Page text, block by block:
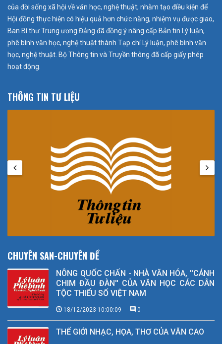
của đời sống xã hội về văn học, nghệ thuật; nhằm tạo điều kiện để
Hội đồng thực hiện có hiệu quả hơn chức năng, nhiệm vụ được giao,
Ban Bí thư Trung ương Đảng đã đồng ý nâng cấp Bản tin Lý luận,
phê bình văn học, nghệ thuật thành Tạp chí Lý luận, phê bình văn
học, nghệ thuật. Bộ Thông tin và Truyền thông đã cấp giấy phép
hoạt động.
THÔNG TIN TƯ LIỆU
CHUYÊN SAN-CHUYÊN ĐỀ
NÔNG QUỐC CHẤN - NHÀ VĂN HÓA, ''CÁNH
CHIM ĐẦU ĐÀN'' CỦA VĂN HỌC CÁC DÂN
TỘC THIỂU SỐ VIỆT NAM
18/12/2023 10:00:09 0
THẾ GIỚI NHẠC, HỌA, THƠ CỦA VĂN CAO